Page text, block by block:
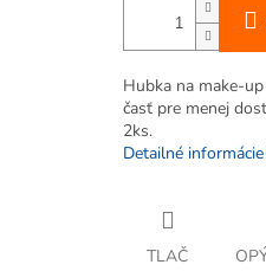
Hubka na make-
časť pre menej
2ks.
Detailné informácie
TLAČ